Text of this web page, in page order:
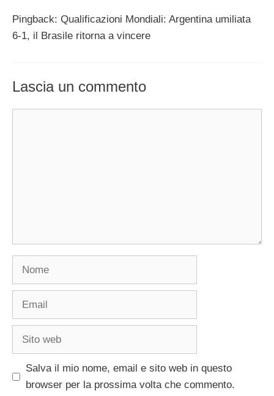
Pingback: Qualificazioni Mondiali: Argentina umiliata
6-1, il Brasile ritorna a vincere
Lascia un commento
Nome
Email
Sito
Salva il mio nome, email e sito web in questo
browser per la prossima volta che commento.